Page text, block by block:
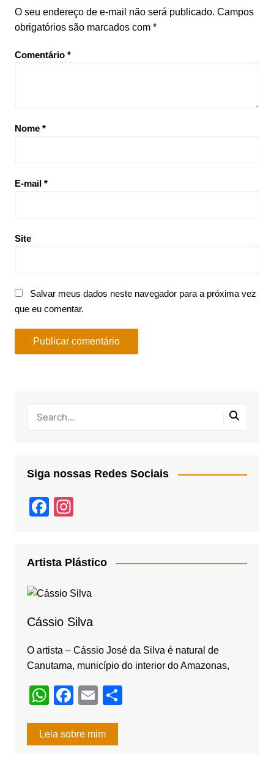
O seu endereço de e-mail não será publicado. Campos
obrigatórios são marcados com *
Comentário *
Nome *
E-mail *
Site
Salvar meus dados neste navegador para a próxima vez
que eu comentar.
Siga nossas Redes Sociais
F
e
b
o
k
gr
a
Artista Plástico
Cássio Silva
O artista – Cássio José da Silva é natural de
Canutama, município do interior do Amazonas,
W
at
F
c
E
ail
Leia sobre mim